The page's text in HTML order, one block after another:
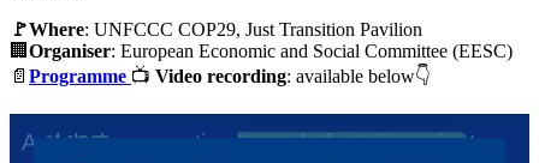
🚩Where: UNFCCC COP29, Just Transition Pavilion
🏢 Organiser: European Economic and Social Committee (EESC)
📄 Programme 📺 Video recording: available below👇